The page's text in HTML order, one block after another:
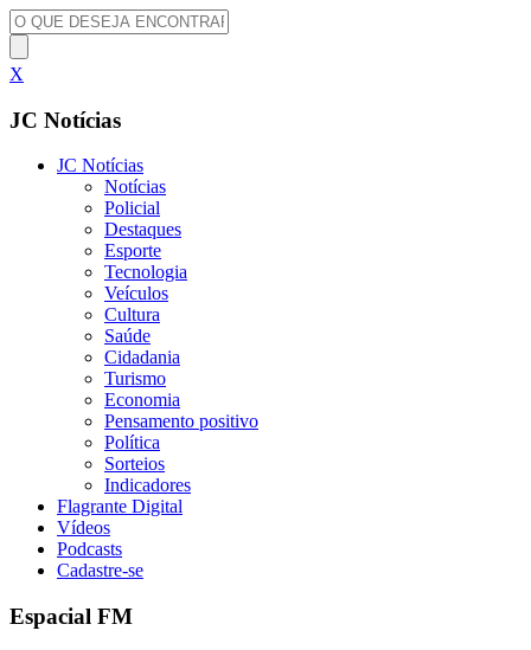
X
JC Notícias
JC Notícias
Notícias
Policial
Destaques
Esporte
Tecnologia
Veículos
Cultura
Saúde
Cidadania
Turismo
Economia
Pensamento positivo
Política
Sorteios
Indicadores
Flagrante Digital
Vídeos
Podcasts
Cadastre-se
Espacial FM